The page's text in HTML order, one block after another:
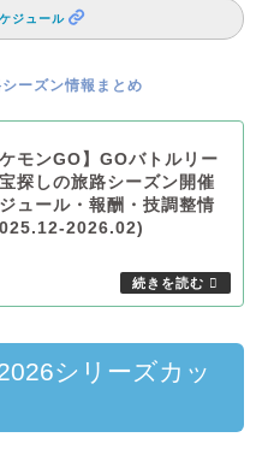
ジュール
ーズン情報まとめ
ケモンGO】GOバトルリー
探しの旅路シーズン開催
ュール・報酬・技調整情
2026.02)
シリーズカッ